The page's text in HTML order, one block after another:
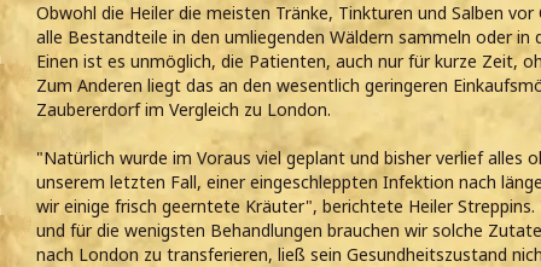
Obwohl die Heiler die meisten Tränke, Tinkturen und Salben
alle Bestandteile in den umliegenden Wäldern sammeln oder
Einen ist es unmöglich, die Patienten, auch nur für kurze Zeit,
Zum Anderen liegt das an den wesentlich geringeren
Zaubererdorf im Vergleich zu London.
"Natürlich wurde im Voraus viel geplant und bisher verlief alles
unserem letzten Fall, einer eingeschleppten Infektion nach
wir einige frisch geerntete Kräuter", berichtete Heiler
und für die wenigsten Behandlungen brauchen wir solche
nach London zu transferieren, ließ sein Gesundheitszustand